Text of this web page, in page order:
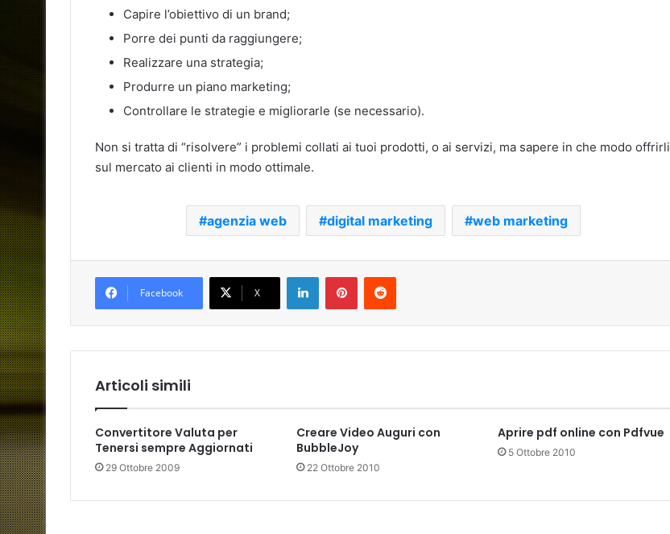
Capire l’obiettivo di un brand;
Porre dei punti da raggiungere;
Realizzare una strategia;
Produrre un piano marketing;
Controllare le strategie e migliorarle (se necessario).
Non si tratta di “risolvere” i problemi collati ai tuoi prodotti, o ai servizi, ma sapere in che modo offrirli
sul mercato ai clienti in modo ottimale.
agenzia web digital marketing web marketing
Facebook X
LinkedInPinterestReddit
Articoli simili
Convertitore Valuta per
Tenersi sempre Aggiornati
29 Ottobre 2009
Creare Video Auguri con
BubbleJoy
22 Ottobre 2010
Aprire pdf online con Pdfvue
5 Ottobre 2010